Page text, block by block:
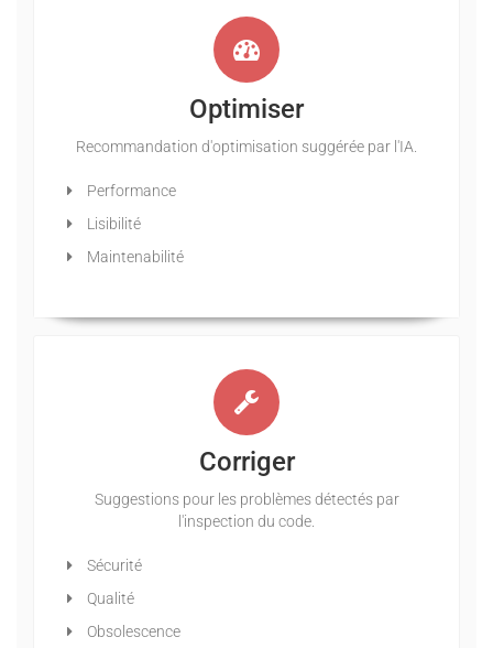
Optimiser
Recommandation d'optimisation suggérée par l'IA.
Performance
Lisibilité
Maintenabilité
Corriger
Suggestions pour les problèmes détectés par
l'inspection du code.
Sécurité
Qualité
Obsolescence